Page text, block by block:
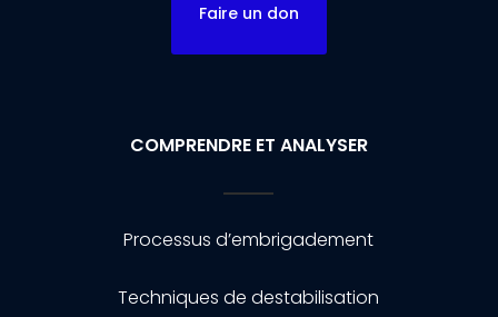
Faire un don
COMPRENDRE ET ANALYSER
Processus d’embrigadement
Techniques de destabilisation